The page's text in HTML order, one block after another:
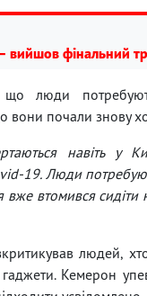
вийшов фінальний
люди потребують
вони почали знову
навіть у
19. Люди
вже втомився сидіти
людей,
гаджети. Кемерон